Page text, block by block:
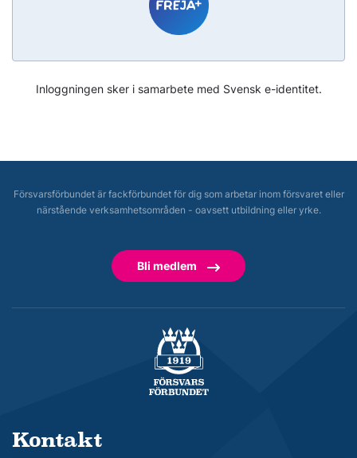
Inloggningen sker i samarbete med Svensk e-identitet.
Försvarsförbundet är fackförbundet för dig som arbetar inom försvaret eller
närstående verksamhetsområden - oavsett utbildning eller yrke.
Bli medlem
Försvarsförbundet
Kontakt